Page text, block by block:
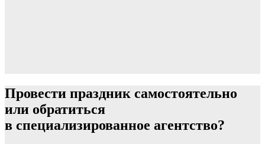
Провести праздник самостоятельно
или обратиться
в специализированное агентство?